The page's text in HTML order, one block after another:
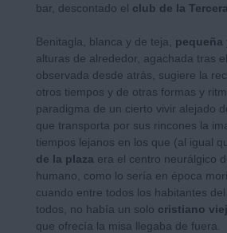
bar, descontado el club de la
Benitagla, blanca y de teja, pequeña
alturas de alrededor, agachada tras
observada desde atrás, sugiere la
otros tiempos y de otras formas y
paradigma de un cierto vivir alejado
que transporta por sus rincones la
tiempos lejanos en los que (al igual
de la plaza era el centro neurálgico
humano, como lo sería en época
cuando entre todos los habitantes
todos, no había un solo cristiano
que ofrecía la misa llegaba de fuera.